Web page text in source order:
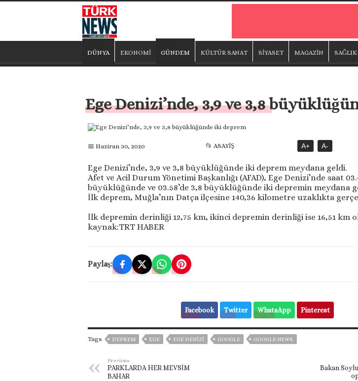
DÜNYA EKONOMİ GÜNDEM KÜLTÜR SANAT SİYASET MAGAZİN SAĞLIK
Ege Denizi’nde, 3,9 ve 3,8
📅 Haziran 30, 2020 📂 ASAYİŞ A+ A-
Ege Denizi’nde, 3,9 ve 3,8 büyüklüğünde iki deprem meydana geldi.
Afet ve Acil Durum Yönetimi Başkanlığı (AFAD), Ege Denizi’nde saat
büyüklüğünde ve 03.58’de 3,8 büyüklüğünde iki depremin meydana
İlk deprem, Muğla’nın Datça ilçesine 140,36 kilometre uzaklıkta
İlk depremin derinliği 12,75 km, ikinci depremin derinliği ise 16,51 km
kaynak:TRT HABER
Paylaş:
Facebook Twitter WhatsApp Pinterest
Tags DEPREM EGE EGE DENİZİ GOOGLE GOOGLE NEWS.
Previous
PARKLARDA HER MEVSİM
BAHAR
Bakan